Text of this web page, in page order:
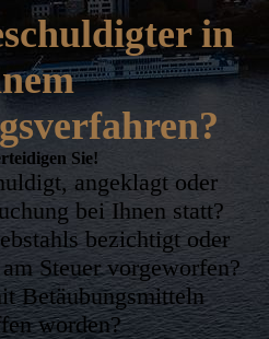
in
Sie!
angeklagt oder
bei Ihnen statt?
bezichtigt oder
Steuer vorgeworfen?
Betäubungsmitteln
worden?